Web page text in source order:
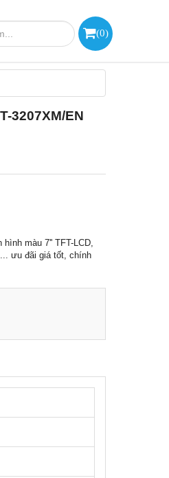
(0)
3207XM/EN
màu 7'' TFT-LCD,
ưu đãi giá tốt, chính